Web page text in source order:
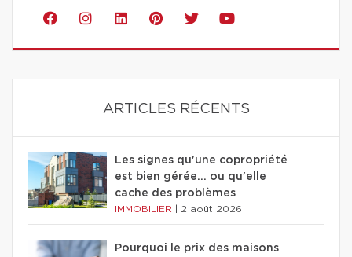
ARTICLES RÉCENTS
Les signes qu'une copropriété
est bien gérée… ou qu'elle
cache des problèmes
IMMOBILIER 2 août 2026
Pourquoi le prix des maisons